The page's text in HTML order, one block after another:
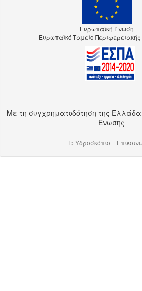
Ευρωπαϊκή Ένωση
Ευρωπαϊκό Ταμείο
Με τη συγχρηματοδότηση της
Ένωσης
Το Υδροσκόπιο